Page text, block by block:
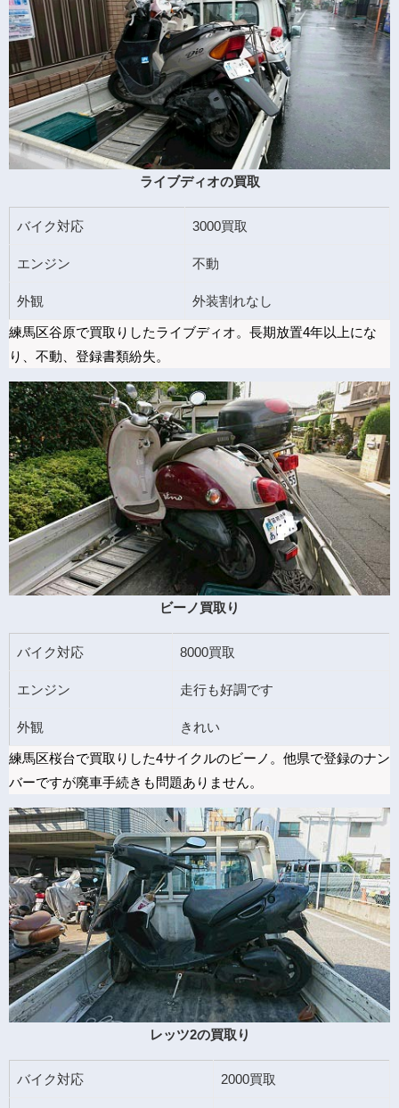
ライブディオの買取
バイク対応 3000買取
エンジン 不動
外観 外装割れなし
練馬区谷原で買取りしたライブディオ。長期放置4年以上にな
り、不動、登録書類紛失。
ビーノ買取り
バイク対応 8000買取
エンジン 走行も好調です
外観 きれい
練馬区桜台で買取りした4サイクルのビーノ。他県で登録のナン
バーですが廃車手続きも問題ありません。
レッツ2の買取り
バイク対応 2000買取